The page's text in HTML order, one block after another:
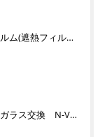
玉野市のお客様にカーフィルム(遮熱フィルム) V60【nexus株式会社】
美作市のお客様にフロントガラス交換 N-VAN【nexus株式会社】